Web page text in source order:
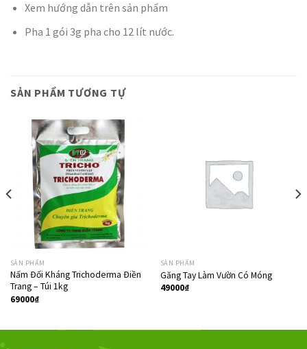
Xem hướng dẫn trên sản phẩm
Pha 1 gói 3g pha cho 12 lít nước.
SẢN PHẨM TƯƠNG TỰ
SẢN PHẨM
Nấm Đối Kháng Trichoderma Điền
Trang – Túi 1kg
69000₫
SẢN PHẨM
Găng Tay Làm Vườn Có Móng
49000₫